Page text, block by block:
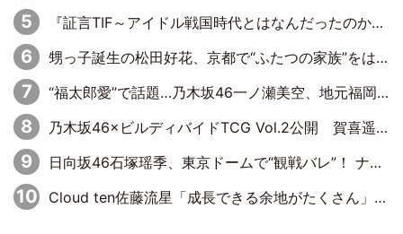
『証言TIF～アイドル戦国時代とはなんだったのか～』第10回：さくら学院・武藤彩未×飯田らうら「正直、中3で辞めるというのを信じてなくて。そう言われてはいたけど、嘘でしょって」
甥っ子誕生の松田好花、京都で“ふたつの家族”をはしご！ “母”黒谷友香に見送られ、“父”松岡昌宏とはハシゴ酒
“福太郎愛”で話題…乃木坂46一ノ瀬美空、地元福岡『めんべい25周年トップサポーター』に就任
乃木坂46×ビルディバイドTCG Vol.2公開 賀喜遥香＆田村真佑が『京まふ』ステージに登壇
日向坂46石塚瑶季、東京ドームで“観戦バレ”！ ナイツ・塙も認めた「巨人に詳しすぎるアイドル」は元VENUSスクール生で杉内コーチ推し⁉
Cloud ten佐藤流星「成長できる余地がたくさん」、本田高優「何度見ても飽きない公演に」